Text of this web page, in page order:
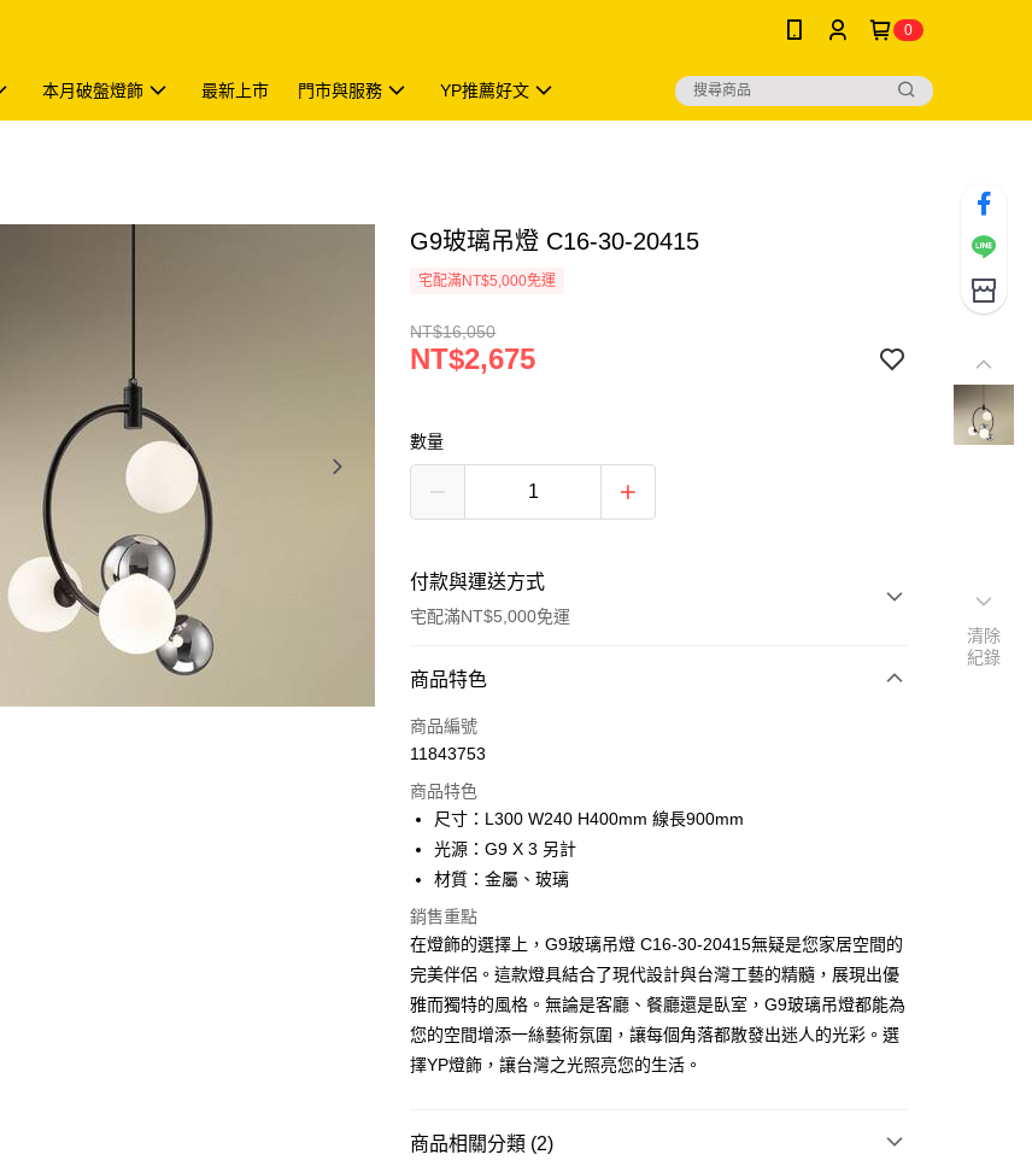
0
本月破盤燈飾 最新上市 門市與服務 YP推薦好文
G9玻璃吊燈 C16-30-20415
宅配滿NT$5,000免運
NT$16,050
NT$2,675
數量
付款與運送方式
宅配滿NT$5,000免運
付款方式
信用卡一次付款
Apple Pay
街口支付
Google Pay
AFTEE先享後付
相關說明
便利好安心！
１．簡單：不需註冊會員、不需綁卡、不需儲值。
商品特色
商品編號
11843753
商品特色
尺寸：L300 W240 H400mm 線長900mm
光源：G9 X 3 另計
材質：金屬、玻璃
銷售重點
在燈飾的選擇上，G9玻璃吊燈 C16-30-20415無疑是您家居空間的
完美伴侶。這款燈具結合了現代設計與台灣工藝的精髓，展現出優
雅而獨特的風格。無論是客廳、餐廳還是臥室，G9玻璃吊燈都能為
您的空間增添一絲藝術氛圍，讓每個角落都散發出迷人的光彩。選
擇YP燈飾，讓台灣之光照亮您的生活。
商品相關分類 (2)
清除
紀錄